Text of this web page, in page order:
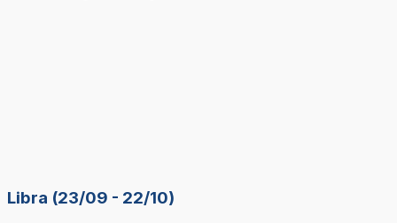
Libra (23/09 - 22/10)